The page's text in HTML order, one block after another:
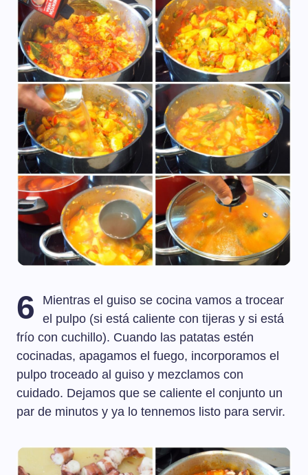
6
Mientras el guiso se cocina vamos a trocear
el pulpo (si está caliente con tijeras y si está
frío con cuchillo). Cuando las patatas estén
cocinadas, apagamos el fuego, incorporamos el
pulpo troceado al guiso y mezclamos con
cuidado. Dejamos que se caliente el conjunto un
par de minutos y ya lo tennemos listo para servir.